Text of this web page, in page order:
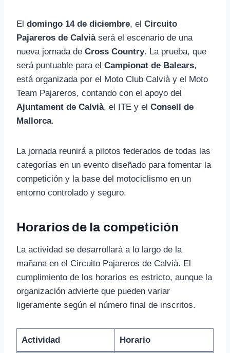
El domingo 14 de diciembre, el Circuito
Pajareros de Calviàserá el escenario de una
nueva jornada de Cross Country. La prueba, que
será puntuable para el Campionat de Balears,
está organizada por el Moto Club Calvià y el Moto
Team Pajareros, contando con el apoyo del
Ajuntament de Calvià, el ITE y el Consell de
Mallorca.
La jornada reunirá a pilotos federados de todas las
categorías en un evento diseñado para fomentar la
competición y la base del motociclismo en un
entorno controlado y seguro.
Horarios de la competición
La actividad se desarrollará a lo largo de la
mañana en el Circuito Pajareros de Calvià. El
cumplimiento de los horarios es estricto, aunque la
organización advierte que pueden variar
ligeramente según el número final de inscritos.
Actividad Horario